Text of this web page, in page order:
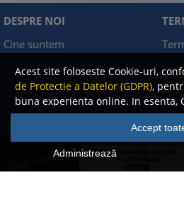
Acest site foloseste Cookie-uri,
de Protectie a Datelor (GDPR),
buna experienta online. In esenta,
imbunatatim continutul de pe site,
cititorul, o experienta online
rapida. Ele sunt folosite doar de
nostri de incredere. Click
de Cookie-uri.
Accept
Administrează
DESPRE NOI
Cine suntem
Cum comand?
Cum platesc?
A.N.P.C.